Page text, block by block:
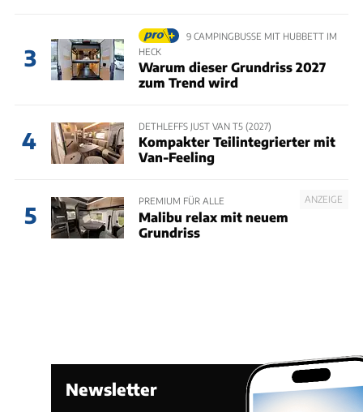
3
9 CAMPINGBUSSE MIT HUBBETT IM
HECK
Warum dieser Grundriss 2027
zum Trend wird
4
DETHLEFFS JUST VAN T5 (2027)
Kompakter Teilintegrierter mit
Van-Feeling
5
ANZEIGE
PREMIUM FÜR ALLE
Malibu relax mit neuem
Grundriss
Newsletter